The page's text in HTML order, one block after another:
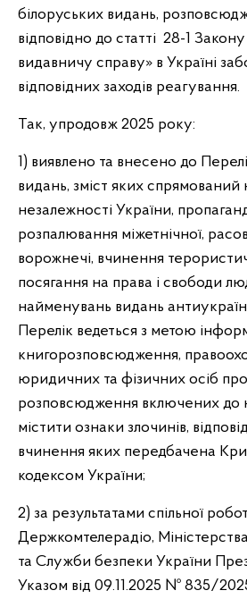
білоруських видань,
відповідно до статті 28-1
видавничу справу» в Україні
відповідних заходів реагування.
Так, упродовж 2025 року:
1) виявлено та внесено до
видань, зміст яких спрямований
незалежності України,
розпалювання міжетнічної,
ворожнечі, вчинення
посягання на права і свободи
найменувань видань
Перелік ведеться з метою
книгорозповсюдження,
юридичних та фізичних осіб
розповсюдження включених до
містити ознаки злочинів,
вчинення яких передбачена
кодексом України;
2) за результатами спільної
Держкомтелерадіо,
та Служби безпеки України
Указом від 09.11.2025 № 835/